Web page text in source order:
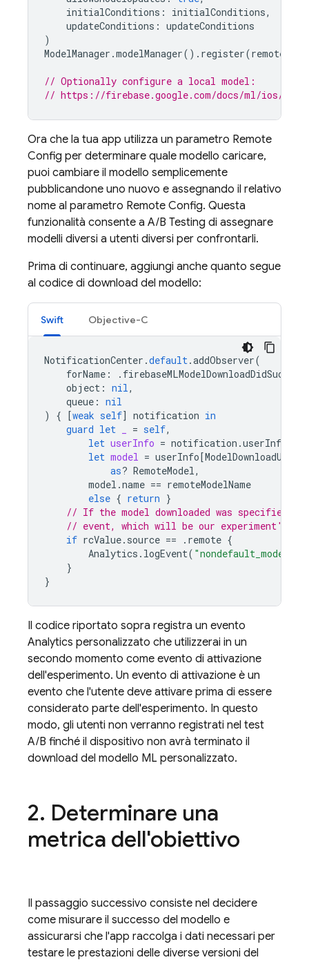
initialConditions : initialConditions,
updateConditions : updateConditions
)
ModelManager .modelManager(). register(
// Optionally configure a local model:
// https://firebase.google.com/docs/ml/ios/use-
Ora che la tua app utilizza un parametro Remote
Config per determinare quale modello caricare,
puoi cambiare il modello semplicemente
pubblicandone uno nuovo e assegnando il relativo
nome al parametro Remote Config. Questa
funzionalità consente a A/B Testing di assegnare
modelli diversi a utenti diversi per confrontarli.
Prima di continuare, aggiungi anche quanto segue
al codice di download del modello:
Swift Objective-C
NotificationCenter .default.addObserver(
forName : . firebaseMLModelDownloadDidSucceed
object : nil,
queue : nil
)
{ [weak self] notification in
guard let = self,
let userInfo = notification .userInfo
let model = userInfo[
as? RemoteModel,
model .name == remoteModelName
else { return }
// If the model downloaded was specified
// event, which will be our experiment's
if rcValue. source == . remote {
Analytics . logEvent(
}
}
Il codice riportato sopra registra un evento
Analytics personalizzato che utilizzerai in un
secondo momento come evento di attivazione
dell'esperimento. Un evento di attivazione è un
evento che l'utente deve attivare prima di essere
considerato parte dell'esperimento. In questo
modo, gli utenti non verranno registrati nel test
A/B finché il dispositivo non avrà terminato il
download del modello ML personalizzato.
2. Determinare una
metrica dell'obiettivo
Il passaggio successivo consiste nel decidere
come misurare il successo del modello e
assicurarsi che l'app raccolga i dati necessari per
testare le prestazioni delle diverse versioni del